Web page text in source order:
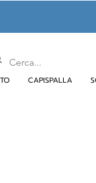
CAPISPALLA